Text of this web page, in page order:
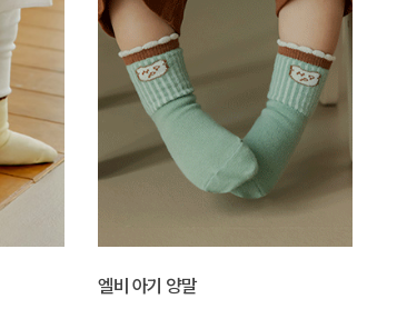
엘비 아기 양말